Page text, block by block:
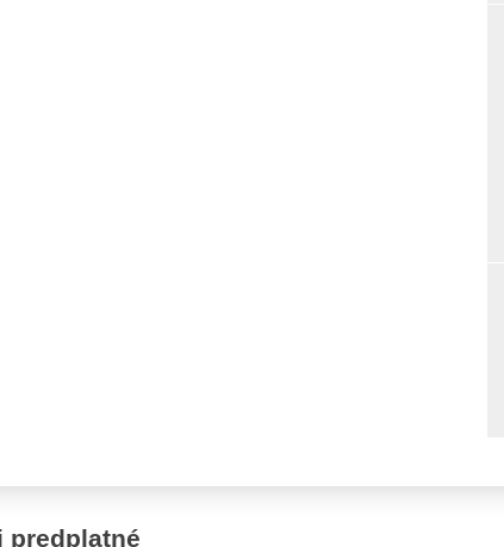
predplatné